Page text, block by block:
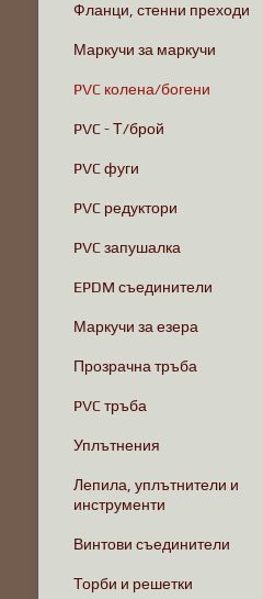
Фланци, стенни преходи
Маркучи за маркучи
PVC колена/богени
PVC - Т/брой
PVC фуги
PVC редуктори
PVC запушалка
EPDM съединители
Маркучи за езера
Прозрачна тръба
PVC тръба
Уплътнения
Лепила, уплътнители и
инструменти
Винтови съединители
Торби и решетки